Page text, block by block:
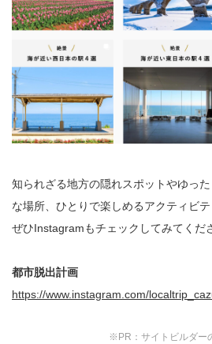
知られざる地方の隠れスポットやゆっ
な場所、ひとりで楽しめるアクティビテ
ぜひInstagramもチェックしてみてくだ
都市脱出計画
https://www.instagram.com/
※PR：サイトビルダー